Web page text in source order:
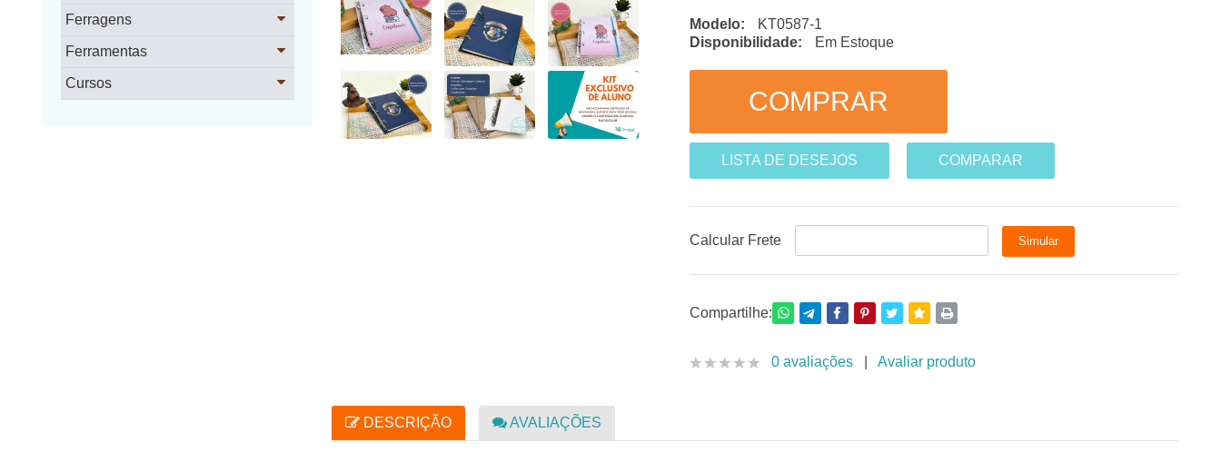
Ferragens
Ferramentas
Cursos
Modelo:
KT0587-1
Disponibilidade:
Em Estoque
LISTA DE DESEJOS COMPARAR
Calcular Frete
Compartilhe:
0 avaliações |Avaliar produto
DESCRIÇÃO AVALIAÇÕES